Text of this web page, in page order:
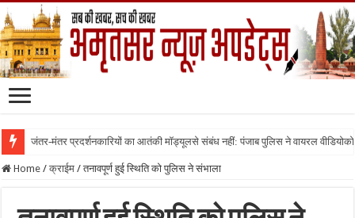
जंतर-मंतर प्रदर्शनकारियों का आतंकी मॉड्यूलसे संबंध नहीं: पंजाब पुलिस ने वायरल वीडियोको
Home / क्राईम / तनावपूर्ण हुई स्थिति को पुलिस ने संभाला